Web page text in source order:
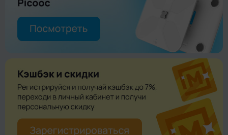
Весы Picooc S3 V2 определяют более 15 параметров. Среди
них: масса тела, количество жира, мышц, воды в организме,
скорость основного обмена веществ и другие. История всех
измерений и наглядные графики доступны в полностью
русифицированном приложении Picooc. Поставьте цель
(набор массы, похудение или поддержание формы) — и